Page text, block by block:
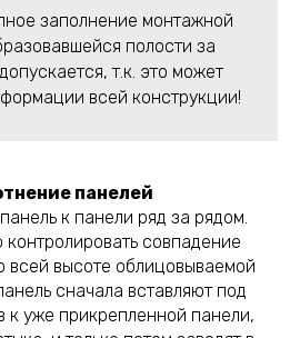
заполнение монтажной
полости за
т.к. это может
всей конструкции!
панелей
к панели ряд за рядом.
совпадение
всей высоте облицовываемой
сначала вставляют под
к уже прикрепленной панели,